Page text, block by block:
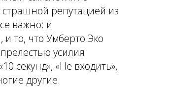
репутацией из
важно: и
то, что Умберто Эко
усилия
секунд», «Не входить»,
другие.